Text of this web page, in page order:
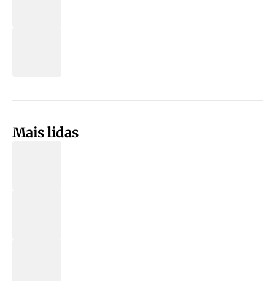
Mais lidas